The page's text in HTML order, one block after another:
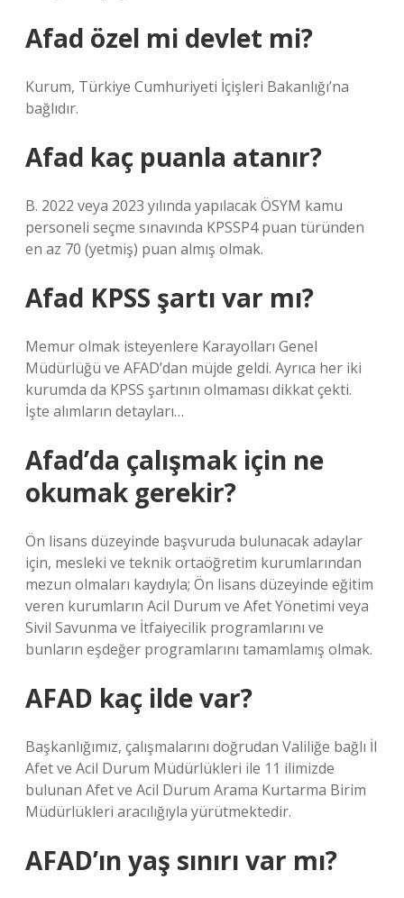
Afad özel mi devlet mi?
Kurum, Türkiye Cumhuriyeti İçişleri Bakanlığı’na
bağlıdır.
Afad kaç puanla atanır?
B. 2022 veya 2023 yılında yapılacak ÖSYM kamu
personeli seçme sınavında KPSSP4 puan türünden
en az 70 (yetmiş) puan almış olmak.
Afad KPSS şartı var mı?
Memur olmak isteyenlere Karayolları Genel
Müdürlüğü ve AFAD’dan müjde geldi. Ayrıca her iki
kurumda da KPSS şartının olmaması dikkat çekti.
İşte alımların detayları…
Afad’da çalışmak için ne
okumak gerekir?
Ön lisans düzeyinde başvuruda bulunacak adaylar
için, mesleki ve teknik ortaöğretim kurumlarından
mezun olmaları kaydıyla; Ön lisans düzeyinde eğitim
veren kurumların Acil Durum ve Afet Yönetimi veya
Sivil Savunma ve İtfaiyecilik programlarını ve
bunların eşdeğer programlarını tamamlamış olmak.
AFAD kaç ilde var?
Başkanlığımız, çalışmalarını doğrudan Valiliğe bağlı İl
Afet ve Acil Durum Müdürlükleri ile 11 ilimizde
bulunan Afet ve Acil Durum Arama Kurtarma Birim
Müdürlükleri aracılığıyla yürütmektedir.
AFAD’ın yaş sınırı var mı?